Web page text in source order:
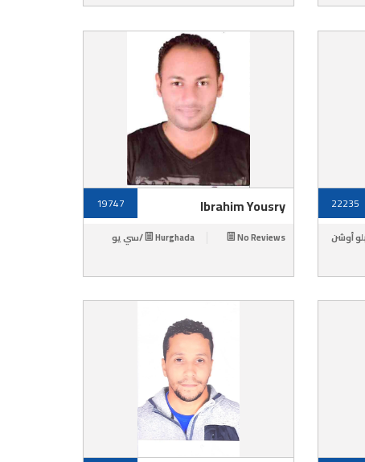
22235
Ibrahim Yousry
19747
No Reviews Hurghada /سي يو